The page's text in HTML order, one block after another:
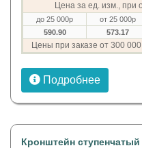
Цена за ед. изм., при
до 25 000р от 25 000р
590.90
573.17
Цены при заказе от 300
Подробнее
Кронштейн ступенчатый